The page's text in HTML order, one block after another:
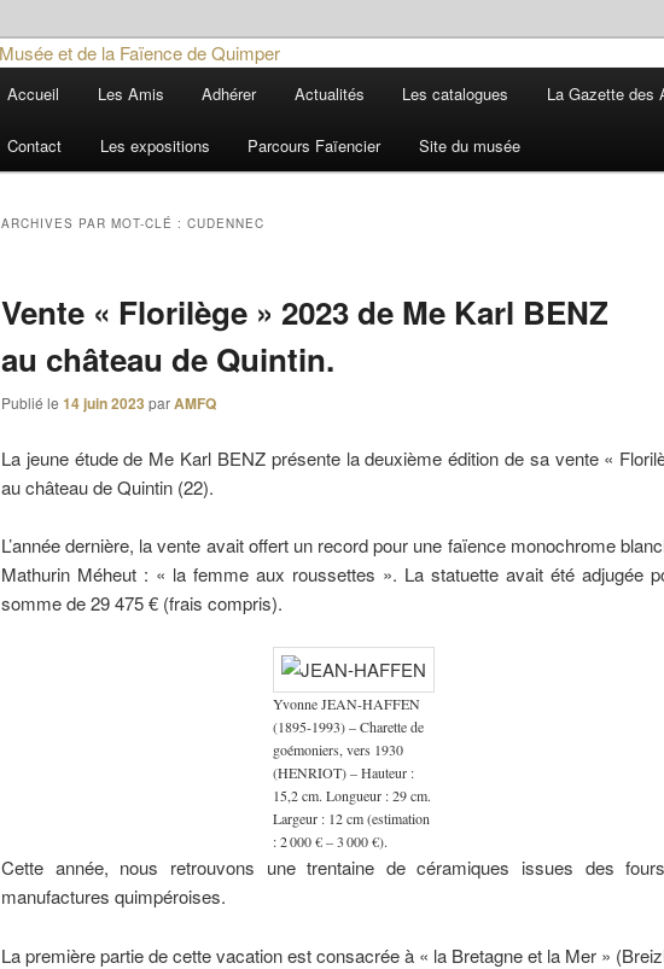
Amis du Musée et de la Faïence de
Trois siècles de tradition faïencière
Accueil Les Amis Adhérer Actualités Les catalogues La Gazette des
Contact Les expositions Parcours Faïencier Site du musée
ARCHIVES PAR MOT-CLÉ : CUDENNEC
Vente « Florilège » 2023 de Me Karl BENZ
au château de Quintin.
Publié le 14 juin 2023 parAMFQ
La jeune étude de Me Karl BENZ présente la deuxième édition de sa vente «
au château de Quintin (22).
L’année dernière, la vente avait offert un record pour une faïence monochrome
Mathurin Méheut : « la femme aux roussettes ». La statuette avait été adjugée
somme de 29 475 € (frais compris).
Yvonne JEAN-HAFFEN
(1895-1993) – Charette de
goémoniers, vers 1930
(HENRIOT) – Hauteur :
15,2 cm. Longueur : 29 cm.
Largeur : 12 cm (estimation
: 2 000 € – 3 000 €).
Cette année, nous retrouvons une trentaine de céramiques issues des
manufactures quimpéroises.
La première partie de cette vacation est consacrée à « la Bretagne et la Mer »